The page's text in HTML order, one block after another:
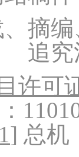
摘
追
许可
] 总机